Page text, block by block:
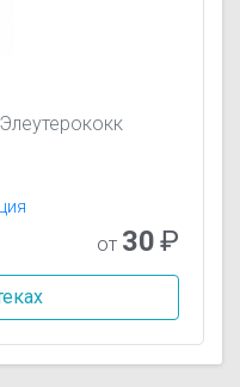
Элеутерококк
от 30₽